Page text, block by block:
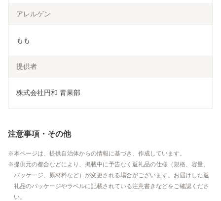
アレルゲン
もも
提供者
株式会社円和 青果部
注意事項・その他
本ページは、提供自治体からの情報に基づき、作成しています。
提供元の都合などにより、掲載中に予告なく返礼品の仕様（規格、容量、
パッケージ、原材料など）が変更される場合がございます。お届けした返
礼品のパッケージやラベルに記載されている注意書きなどをご確認くださ
い。